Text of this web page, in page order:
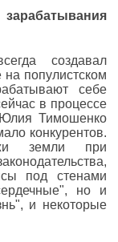
создавал
популистском
себе
в процессе
Тимошенко
конкурентов.
земли при
под стенами
но и
и некоторые